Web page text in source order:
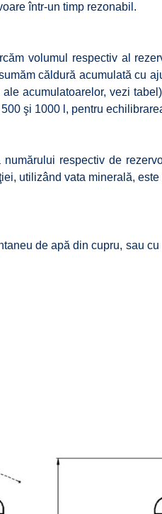
într-un timp rezonabil.
volumul respectiv al
căldură acumulată cu
acumulatoarelor, vezi
şi 1000 l, pentru
respectiv de
utilizând vata minerală,
de apă din cupru, sau